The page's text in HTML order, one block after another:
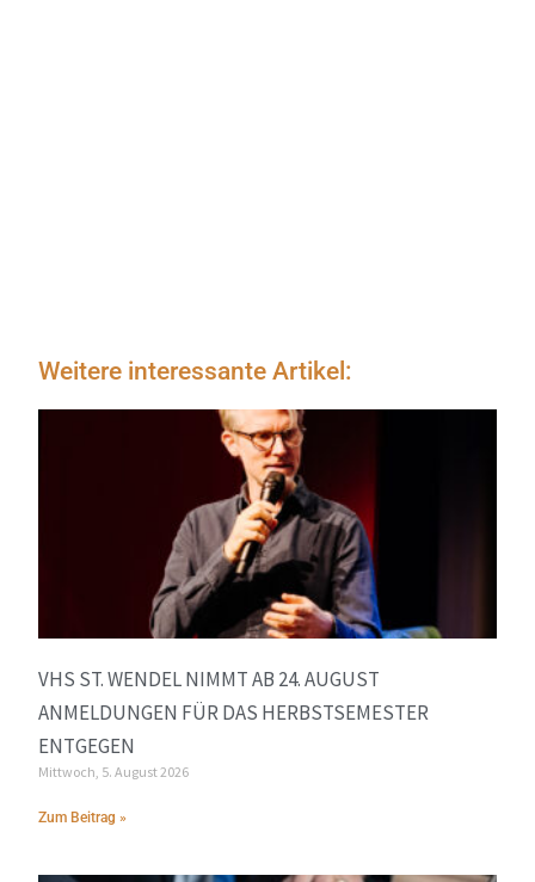
Weitere interessante Artikel:
VHS ST. WENDEL NIMMT AB 24. AUGUST
ANMELDUNGEN FÜR DAS HERBSTSEMESTER
ENTGEGEN
Mittwoch, 5. August 2026
Zum Beitrag »